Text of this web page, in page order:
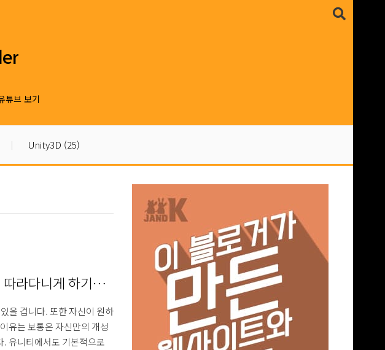
튜브 보기
Unity3D (25)
라다니게 하기
을 겁니다. 또한 자신이 원하
유는 보통은 자신만의 개성
. 유니티에서도 기본적으로